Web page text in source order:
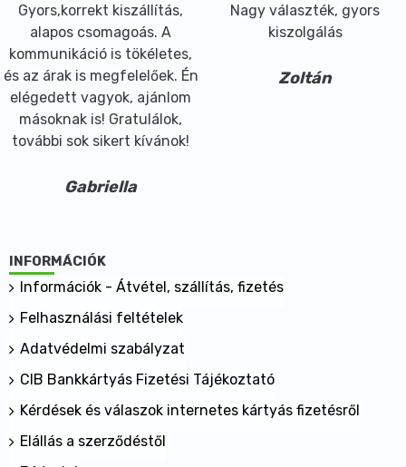
Gyors,korrekt kiszállítás,
alapos csomagoás. A
kommunikáció is tökéletes,
és az árak is megfelelőek. Én
elégedett vagyok, ajánlom
másoknak is! Gratulálok,
további sok sikert kívánok!
Gabriella
Nagy választék, gyors
kiszolgálás
Zoltán
INFORMÁCIÓK
Információk - Átvétel, szállítás, fizetés
Felhasználási feltételek
Adatvédelmi szabályzat
CIB Bankkártyás Fizetési Tájékoztató
Kérdések és válaszok internetes kártyás fizetésről
Elállás a szerződéstől